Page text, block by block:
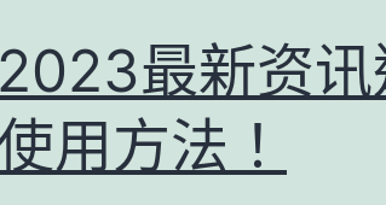
如
何
使
用
2023最新资
用方法！